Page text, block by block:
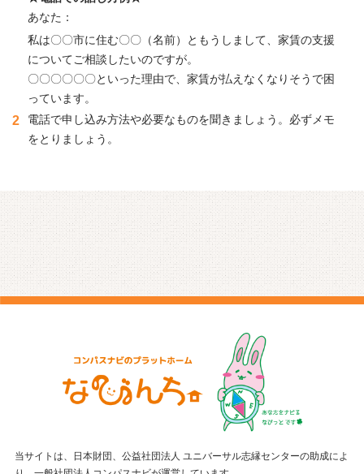
あなた：
私は〇〇市に住む〇〇（名前）ともうしまして、家賃の支援
についてご相談したいのですが。
〇〇〇〇〇〇といった理由で、家賃が払えなくなりそうで困
っています。
2
電話で申し込み方法や必要なものを聞きましょう。必ずメモ
をとりましょう。
当サイトは、日本財団、公益社団法人 ユニバーサル志縁センターの助成によ